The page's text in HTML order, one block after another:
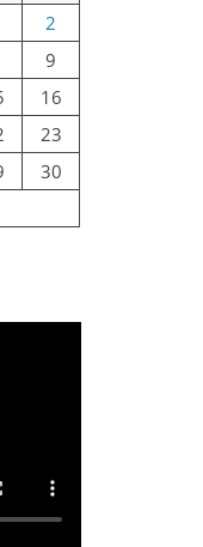
2
9
16
23
30